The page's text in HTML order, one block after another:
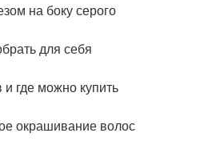
на боку серого
для себя
где можно купить
окрашивание волос